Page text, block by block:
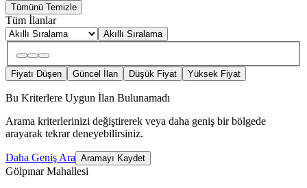
Tümünü Temizle
Tüm İlanlar
Akıllı Sıralama
Fiyatı Düşen Güncel İlan Düşük Fiyat Yüksek Fiyat
Bu Kriterlere Uygun İlan Bulunamadı
Arama kriterlerinizi değiştirerek veya daha geniş bir bölgede
arayarak tekrar deneyebilirsiniz.
Daha Geniş Ara Aramayı Kaydet
Gölpınar Mahallesi